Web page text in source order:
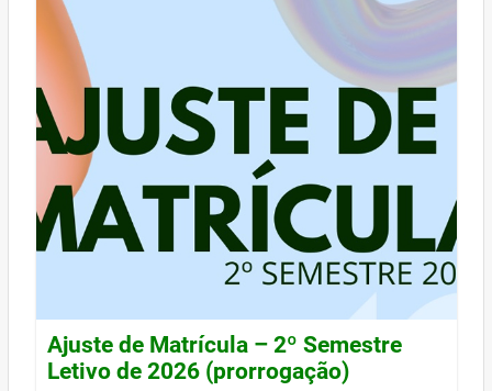
Ajuste de Matrícula – 2º Semestre
Letivo de 2026 (prorrogação)